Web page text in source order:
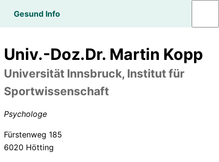
Gesund Info
Univ.-Doz.Dr. Martin Kopp
Universität Innsbruck, Institut für
Sportwissenschaft
Psychologe
Fürstenweg 185
6020 Hötting